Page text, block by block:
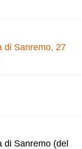
di Sanremo, 27
di Sanremo (del